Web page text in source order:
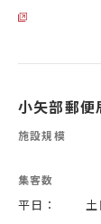
小矢部郵便
施設規模
集客数
平日： 土